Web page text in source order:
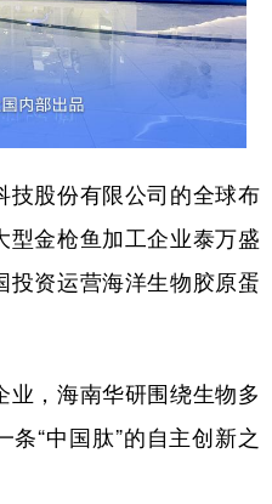
河北 山西
上海
福建 江西
湖北 湖南
海南 重庆
云南 西藏
黑龙江
股份有限公司的全球布
型金枪鱼加工企业泰万盛
投资运营海洋生物胶原蛋
， 海南华研围绕生物多
条“中国肽”的自主创新之